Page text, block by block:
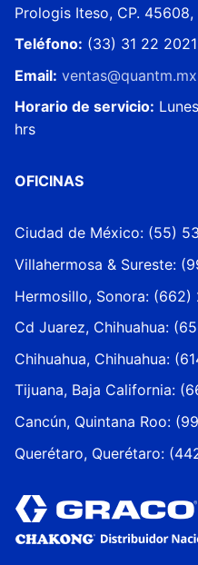
Prologis Iteso, CP.
Teléfono: (33) 31 22 2021
Email: ventas@quantm.mx
Horario de servicio:
hrs
OFICINAS
Ciudad de México: (55)
Villahermosa & Sureste:
Hermosillo, Sonora: (662)
Cd Juarez, Chihuahua:
Chihuahua, Chihuahua:
Tijuana, Baja California:
Cancún, Quintana Roo:
Querétaro, Querétaro: